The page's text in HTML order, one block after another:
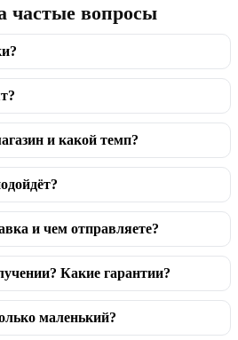
частые вопросы
и какой темп?
и чем отправляете?
Какие гарантии?
маленький?